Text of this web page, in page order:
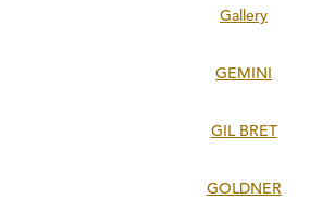
Gallery
GEMINI
GIL BRET
GOLDNER